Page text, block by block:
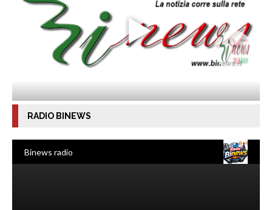
RADIO BINEWS